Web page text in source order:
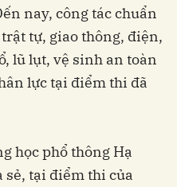
nay, công tác chuẩn
tự, giao thông, điện,
lũ lụt, vệ sinh an toàn
lực tại điểm thi đã
học phổ thông Hạ
sẻ, tại điểm thi của